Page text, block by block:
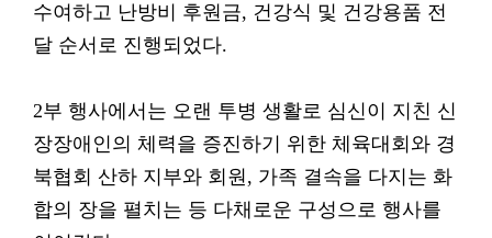
수여하고 난방비 후원금, 건강식 및 건강용품 전
달 순서로 진행되었다.
2부 행사에서는 오랜 투병 생활로 심신이 지친 신
장장애인의 체력을 증진하기 위한 체육대회와 경
북협회 산하 지부와 회원, 가족 결속을 다지는 화
합의 장을 펼치는 등 다채로운 구성으로 행사를